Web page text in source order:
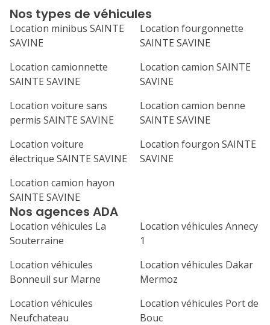
Nos agences ADA
Location véhicules La
Souterraine
Location véhicules Annecy
1
Location véhicules
Bonneuil sur Marne
Location véhicules Dakar
Mermoz
Location véhicules
Neufchateau
Location véhicules Port de
Bouc
Nos types de véhicules
Location minibus SAINTE
SAVINE
Location fourgonnette
SAINTE SAVINE
Location camionnette
SAINTE SAVINE
Location camion SAINTE
SAVINE
Location voiture sans
permis SAINTE SAVINE
Location camion benne
SAINTE SAVINE
Location voiture
électrique SAINTE SAVINE
Location fourgon SAINTE
SAVINE
Location camion hayon
SAINTE SAVINE